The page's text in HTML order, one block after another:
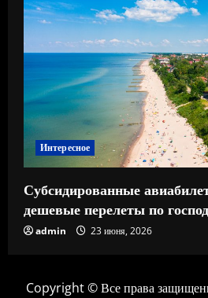
Интересное
Субсидированные
дешевые перелеты по
admin 23 июня, 2026
Copyright © Все права